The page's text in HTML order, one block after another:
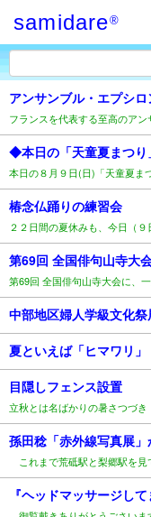
samidare®
◆本日の「天童夏まつ
本日の８月９日(日)「天童夏ま
椿念仏踊りの練習会
第69回 全国俳句山寺大
中部地区婦人学級文化
目隠しフェンス設置
孫田稔「赤外線写真展
『ヘッドマッサージし